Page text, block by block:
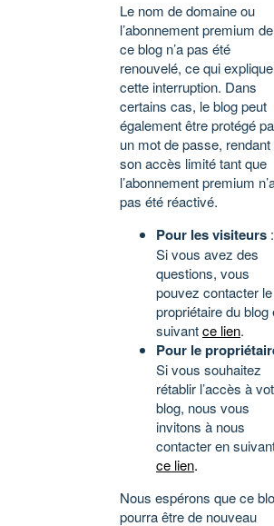
Le nom de domaine ou
l’abonnement premium de
ce blog n’a pas été
renouvelé, ce qui explique
cette interruption. Dans
certains cas, le blog peut
également être protégé
un mot de passe, rendant
son accès limité tant que
l’abonnement premium
pas été réactivé.
Pour les visiteurs :
Si vous avez des
questions, vous
pouvez contacter le
propriétaire du blog
suivantce lien.
Pour le
Si vous souhaitez
rétablir l’accès à
blog, nous vous
invitons à nous
contacter en
ce lien.
Nous espérons que ce
pourra être de nouveau